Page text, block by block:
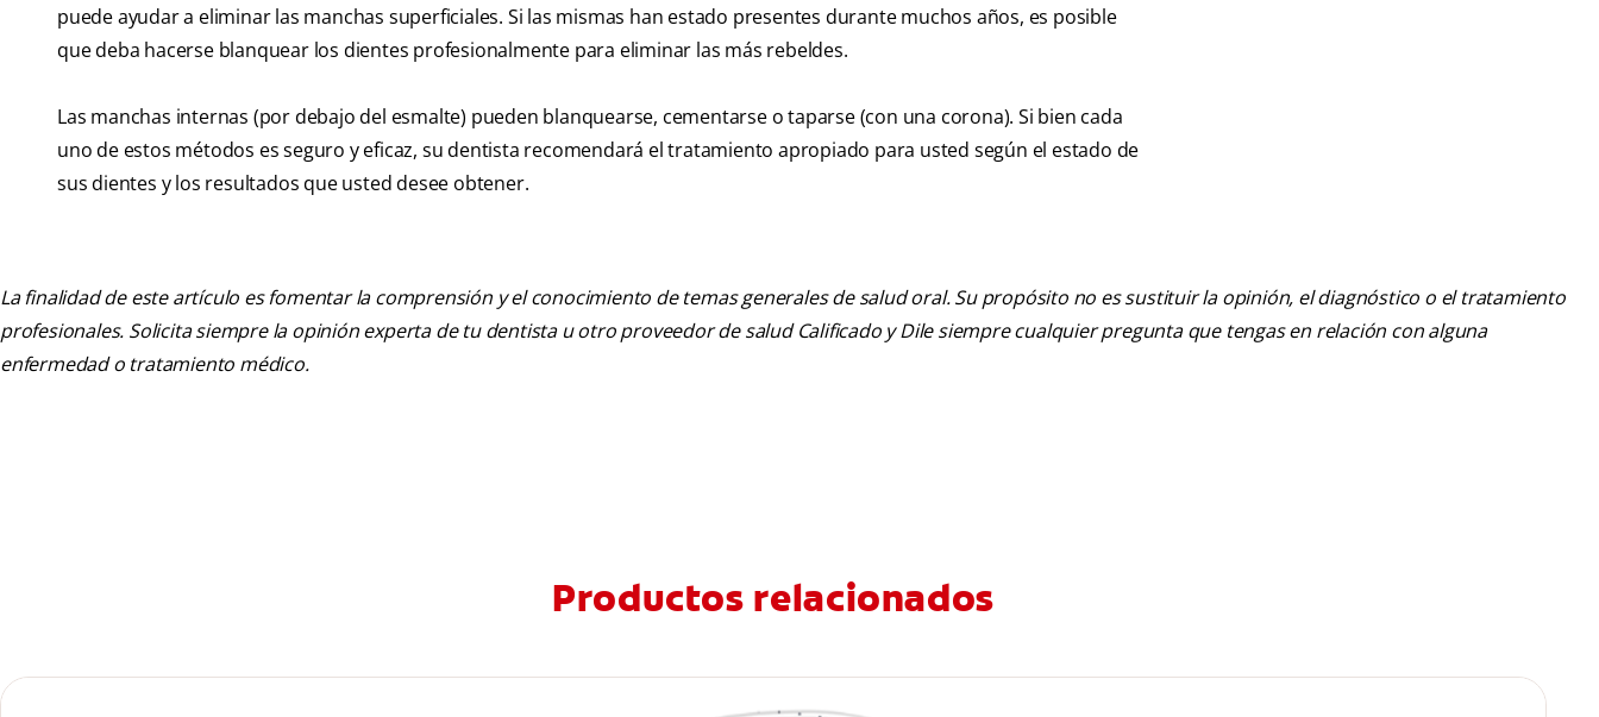
puede ayudar a eliminar las manchas superficiales. Si las mismas han estado presentes durante muchos años, es posible
que deba hacerse blanquear los dientes profesionalmente para eliminar las más rebeldes.
Las manchas internas (por debajo del esmalte) pueden blanquearse, cementarse o taparse (con una corona). Si bien cada
uno de estos métodos es seguro y eficaz, su dentista recomendará el tratamiento apropiado para usted según el estado de
sus dientes y los resultados que usted desee obtener.
La finalidad de este artículo es fomentar la comprensión y el conocimiento de temas generales de salud oral. Su propósito no es sustituir la opinión, el diagnóstico o el tratamiento
profesionales. Solicita siempre la opinión experta de tu dentista u otro proveedor de salud Calificado y Dile siempre cualquier pregunta que tengas en relación con alguna
enfermedad o tratamiento médico.
Productos relacionados